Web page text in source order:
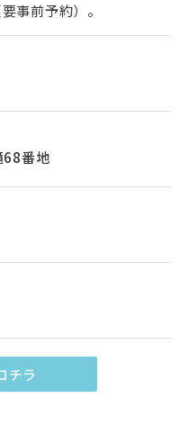
事前予約）。
68番地
チラ